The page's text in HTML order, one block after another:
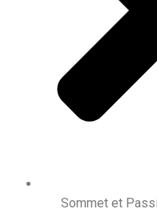
Sommet et